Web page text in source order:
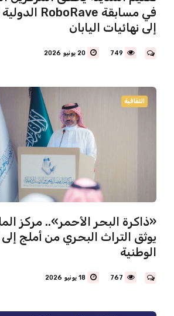
إلى نهائيات اليابان
749 20 يونيو 2026
الثقافية
«ذاكرة البحر الأحمر».. مركز
يوثق التراث البحري من أملج إلى
الوطنية
767 18 يونيو 2026